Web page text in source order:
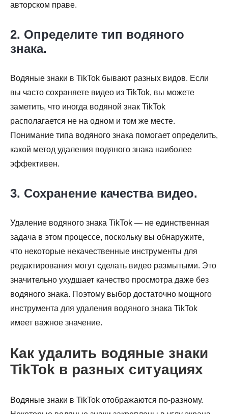
авторском праве.
2. Определите тип водяного
знака.
Водяные знаки в TikTok бывают разных видов. Если
вы часто сохраняете видео из TikTok, вы можете
заметить, что иногда водяной знак TikTok
располагается не на одном и том же месте.
Понимание типа водяного знака помогает определить,
какой метод удаления водяного знака наиболее
эффективен.
3. Сохранение качества видео.
Удаление водяного знака TikTok — не единственная
задача в этом процессе, поскольку вы обнаружите,
что некоторые некачественные инструменты для
редактирования могут сделать видео размытыми. Это
значительно ухудшает качество просмотра даже без
водяного знака. Поэтому выбор достаточно мощного
инструмента для удаления водяного знака TikTok
имеет важное значение.
Как удалить водяные знаки
TikTok в разных ситуациях
Водяные знаки в TikTok отображаются по-разному.